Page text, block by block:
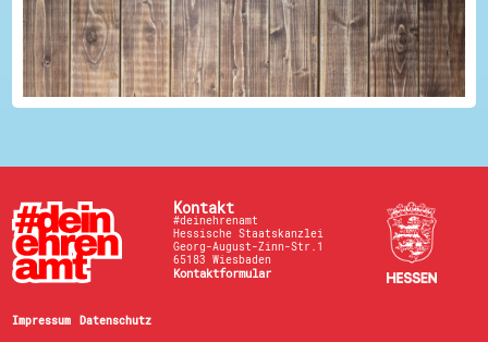
Kontakt
#deinehrenamt
Hessische Staatskanzlei
Georg-August-Zinn-Str.1
65183 Wiesbaden
Kontaktformular
Impressum Datenschutz